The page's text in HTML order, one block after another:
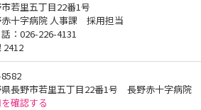
若里五丁目22番1号
十字病院 人事課 採用担当
：026-226-4131
2412
長野市若里五丁目22番1号 長野赤十字病院
確認する